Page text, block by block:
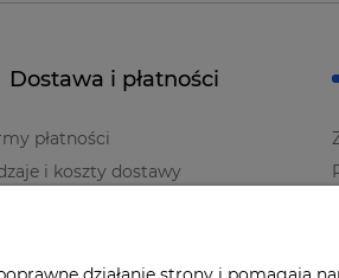
Dostawa i płatności
płatności
i koszty dostawy